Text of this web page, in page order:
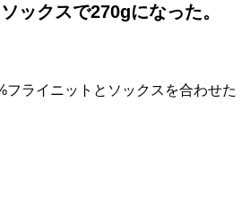
ックスで270gになった。
フライニットとソックスを合わせた